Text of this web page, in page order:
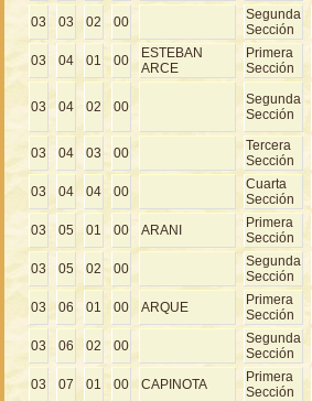
03 03 02 00
Segunda
Sección
03 04 01 00
ESTEBAN
ARCE
Primera
Sección
03 04 02 00
Segunda
Sección
03 04 03 00
Tercera
Sección
03 04 04 00
Cuarta
Sección
03 05 01 00 ARANI
Primera
Sección
03 05 02 00
Segunda
Sección
03 06 01 00 ARQUE
Primera
Sección
03 06 02 00
Segunda
Sección
03 07 01 00 CAPINOTA
Primera
Sección